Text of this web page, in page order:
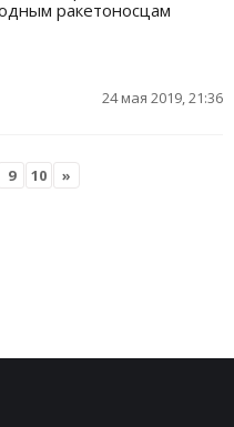
ракетоносцам
24 мая 2019, 21:36
9 10 »